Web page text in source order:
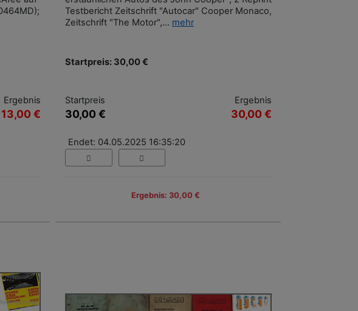
Ergebnis
€
Testbericht Zeitschrift "Autocar" Cooper Monaco,
Zeitschrift "The Motor",... mehr
Startpreis: 30,00 €
Startpreis
30,00 €
Ergebnis
30,00 €
Endet: 04.05.2025 16:35:20
Ergebnis: 30,00 €